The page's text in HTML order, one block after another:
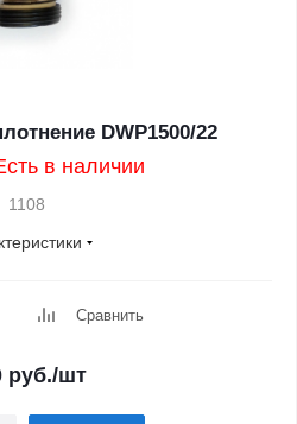
DWP1500/22
в наличии
1108
Сравнить
руб./шт